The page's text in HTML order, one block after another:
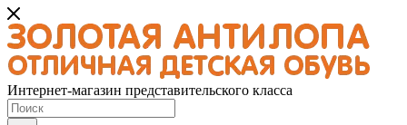
Интернет-магазин представительского класса